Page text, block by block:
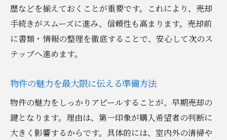
歴などを揃えておくことが重要です。これにより、売却
手続きがスムーズに進み、信頼性も高まります。売却前
に書類・情報の整理を徹底することで、安心して次のス
テップへ進めます。
物件の魅力を最大限に伝える準備方法
物件の魅力をしっかりアピールすることが、早期売却の
鍵となります。理由は、第一印象が購入希望者の判断に
大きく影響するからです。具体的には、室内外の清掃や